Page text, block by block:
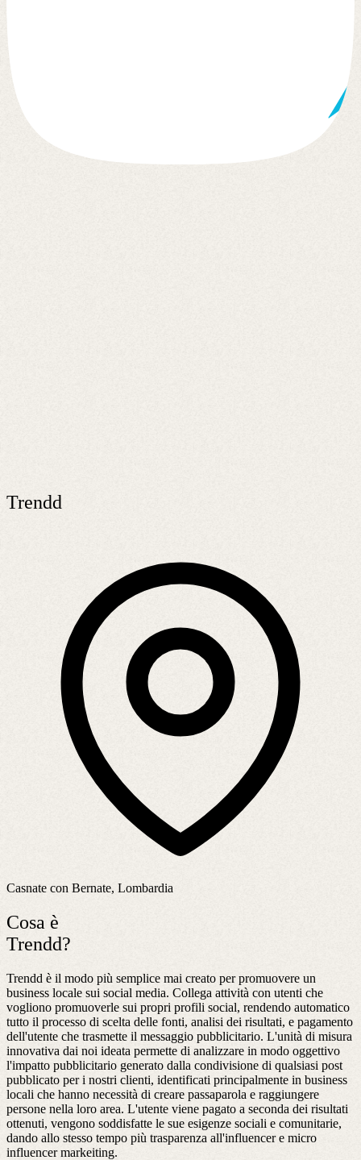
Trendd
Casnate con Bernate, Lombardia
Cosa è
Trendd?
Trendd è il modo più semplice mai creato per promuovere un
business locale sui social media. Collega attività con utenti che
vogliono promuoverle sui propri profili social, rendendo automatico
tutto il processo di scelta delle fonti, analisi dei risultati, e pagamento
dell'utente che trasmette il messaggio pubblicitario. L'unità di misura
innovativa dai noi ideata permette di analizzare in modo oggettivo
l'impatto pubblicitario generato dalla condivisione di qualsiasi post
pubblicato per i nostri clienti, identificati principalmente in business
locali che hanno necessità di creare passaparola e raggiungere
persone nella loro area. L'utente viene pagato a seconda dei risultati
ottenuti, vengono soddisfatte le sue esigenze sociali e comunitarie,
dando allo stesso tempo più trasparenza all'influencer e micro
influencer markeiting.